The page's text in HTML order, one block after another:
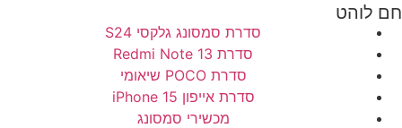
חם לוהט
סדרת סמסונג גלקסי S24
סדרת Redmi Note 13
סדרת POCO שיאומי
סדרת אייפון 15 iPhone
מכשירי סמסונג